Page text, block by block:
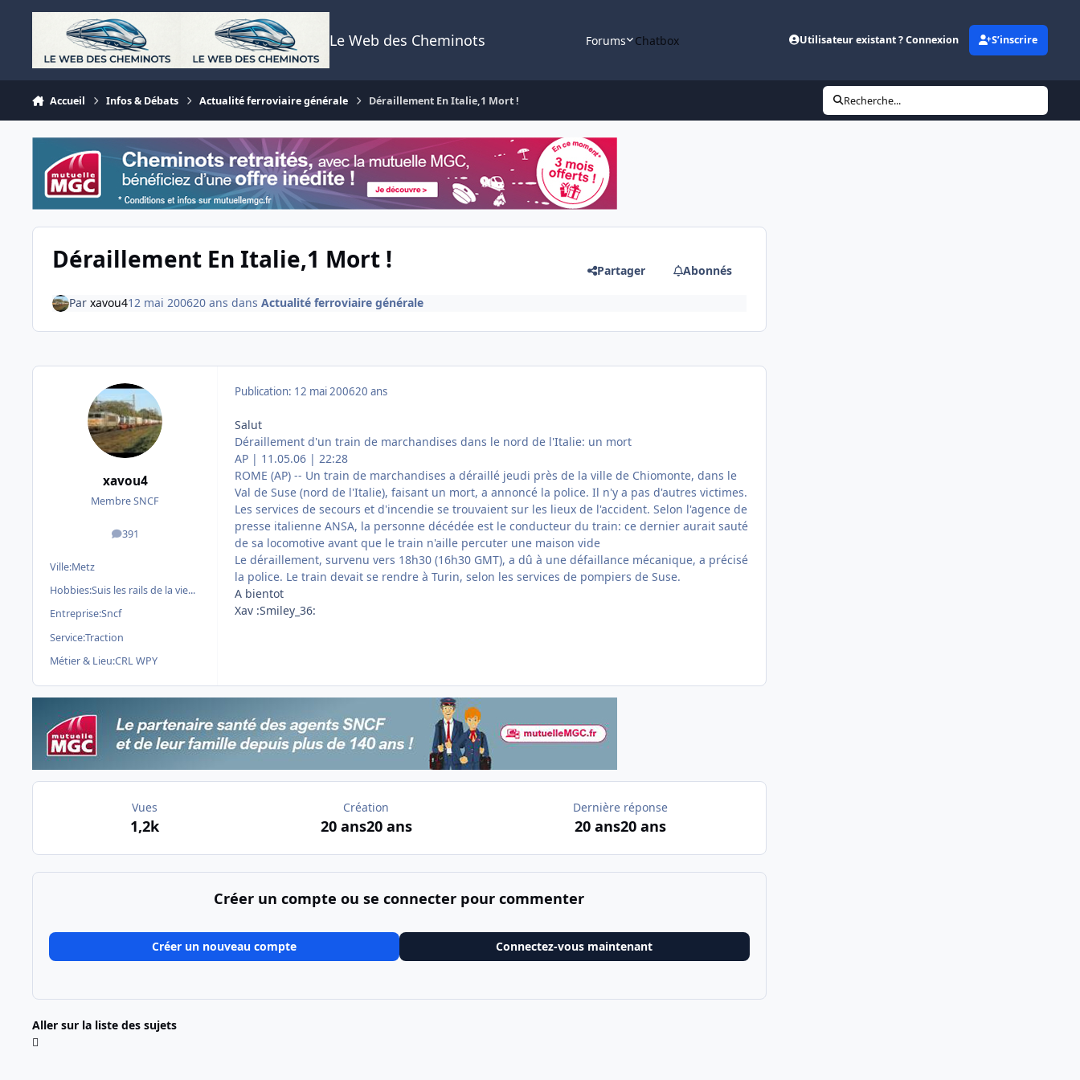
Aller au contenu
Le Web des Cheminots Forums Chatbox Utilisateur existant ? Connexion S’inscrire
Accueil Infos & Débats Actualité ferroviaire générale Déraillement En Italie,1 Mort ! Recherche...
Déraillement En Italie,1 Mort ! Partager Abonnés
Par xavou412 mai 200620 ans dans Actualité ferroviaire générale
xavou4
Membre SNCF
391
messages
Ville:Metz
Hobbies:Suis les rails de la vie...
Entreprise:Sncf
Service:Traction
Métier & Lieu:CRL WPY
Publication: 12 mai 200620 ans
Salut
Déraillement d'un train de marchandises dans le nord de l'Italie: un mort
AP | 11.05.06 | 22:28
ROME (AP) -- Un train de marchandises a déraillé jeudi près de la ville de Chiomonte, dans le
Val de Suse (nord de l'Italie), faisant un mort, a annoncé la police. Il n'y a pas d'autres victimes.
Les services de secours et d'incendie se trouvaient sur les lieux de l'accident. Selon l'agence de
presse italienne ANSA, la personne décédée est le conducteur du train: ce dernier aurait sauté
de sa locomotive avant que le train n'aille percuter une maison vide
Le déraillement, survenu vers 18h30 (16h30 GMT), a dû à une défaillance mécanique, a précisé
la police. Le train devait se rendre à Turin, selon les services de pompiers de Suse.
A bientot
Xav :Smiley_36:
Vues
1,2k
Création
20 ans20 ans
Dernière réponse
20 ans20 ans
Créer un compte ou se connecter pour commenter
Créer un nouveau compte Connectez-vous maintenant
Aller sur la liste des sujets